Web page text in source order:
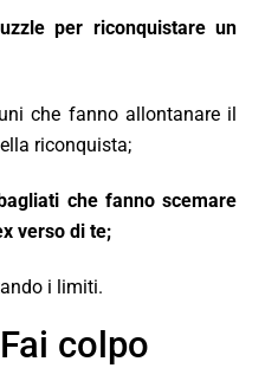
per riconquistare un
che fanno allontanare il
riconquista;
che fanno scemare
verso di te;
i limiti.
colpo